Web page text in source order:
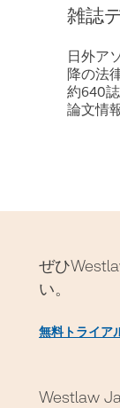
雑誌
日外ア
降の法
約640
論文情
ぜひ
い。
無料トライア
Westlaw